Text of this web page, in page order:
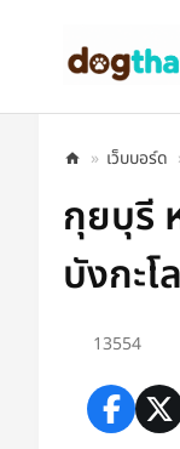
» เว็บบอร์ด
กุยบุรี
บังกะ
13554